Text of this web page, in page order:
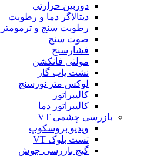
دوربین حرارتی
دیتالاگر دما و رطوبت
رطوبت سنج و ترمومتر
صوت سنج
فشارسنج
مولتی فانکشن
نشت یاب گاز
لوکس متر نورسنج
کالیبراتور
کالیبراتور دما
بازرسی چشمی VT
ویدیو بروسکوپ
تست بلوک VT
گیج بازرسی جوش